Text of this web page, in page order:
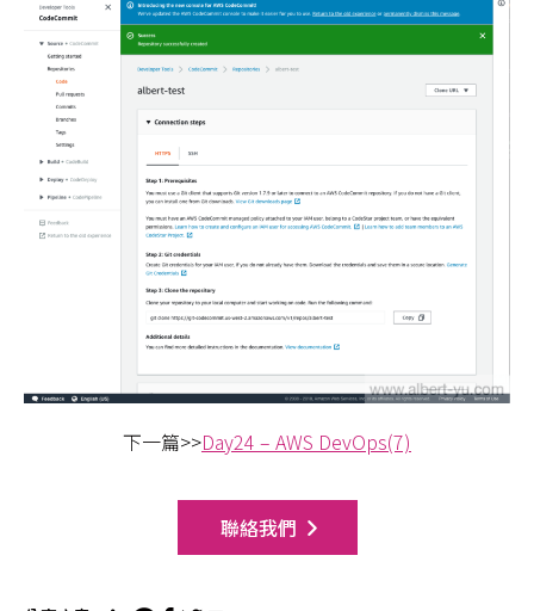
下一篇>>Day24 – AWS DevOps(7)
聯絡我們